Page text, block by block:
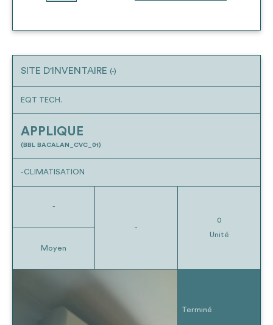
SITE D'INVENTAIRE (-)
EQT TECH.
APPLIQUE
(BBL BACALAN_CVC_01)
-CLIMATISATION
-
Moyen
-
0
Unité
Terminé